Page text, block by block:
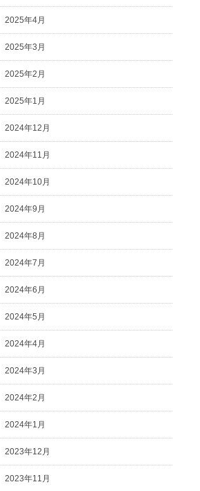
2025年4月
2025年3月
2025年2月
2025年1月
2024年12月
2024年11月
2024年10月
2024年9月
2024年8月
2024年7月
2024年6月
2024年5月
2024年4月
2024年3月
2024年2月
2024年1月
2023年12月
2023年11月